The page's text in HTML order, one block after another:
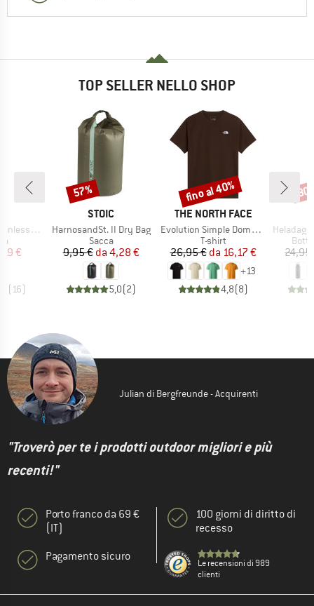
TOP SELLER NELLO SHOP
500ml
prodotti
ridotto
€
( 16)
MARCHIO
STOIC
Articolo
HarnosandSt. II Dry Bag
Gruppo di prodotti
Sacca
Prezzo
9,95 € Prezzo ridotto
da 4,28 €
5,0(2)
Sconto
57%
MARCHIO
THE NORTH FACE
Articolo
Evolution Simple Dome Short Sleeve
Gruppo di prodotti
T-shirt
Prezzo
26,95 € Prezzo ridotto
da 16,17 €
+13
4,8(8)
Sconto
fino al 40%
Articolo
HeladagenSt.
24,95
Julian di Bergfreunde - Acquirenti
"Troverò per te i prodotti outdoor migliori e più
recenti!"
Porto franco da 69 €
(IT)
Pagamento sicuro
100 giorni di diritto di
recesso
Le recensioni di 989
clienti